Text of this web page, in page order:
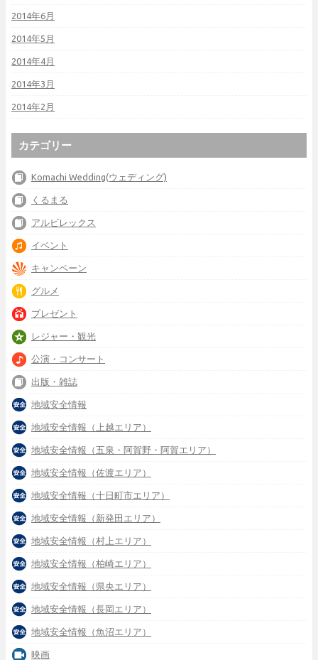
2014年6月
2014年5月
2014年4月
2014年3月
2014年2月
カテゴリー
Komachi Wedding(ウェディング)
くるまる
アルビレックス
イベント
キャンペーン
グルメ
プレゼント
レジャー・観光
公演・コンサート
出版・雑誌
地域安全情報
地域安全情報（上越エリア）
地域安全情報（五泉・阿賀野・阿賀エリア）
地域安全情報（佐渡エリア）
地域安全情報（十日町市エリア）
地域安全情報（新発田エリア）
地域安全情報（村上エリア）
地域安全情報（柏崎エリア）
地域安全情報（県央エリア）
地域安全情報（長岡エリア）
地域安全情報（魚沼エリア）
映画